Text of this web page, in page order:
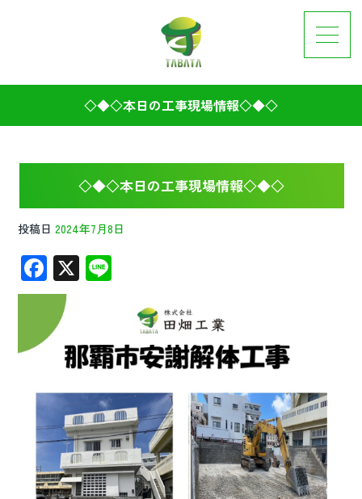
◇◆◇本日の工事現場情報◇◆◇
◇◆◇本日の工事現場情報◇◆◇
投稿日 2024年7月8日
F
ac
e
b
o
k
X